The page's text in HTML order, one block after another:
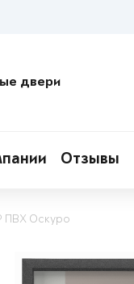
двери
Отзывы
ПВХ Оскуро